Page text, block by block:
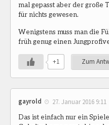
mal gepasst aber der große
für nichts gewesen.
Wenigstens muss man die
früh genug einen
+1 Zum
gayrold 27. Januar 2016 9:11
Das ist einfach nur ein